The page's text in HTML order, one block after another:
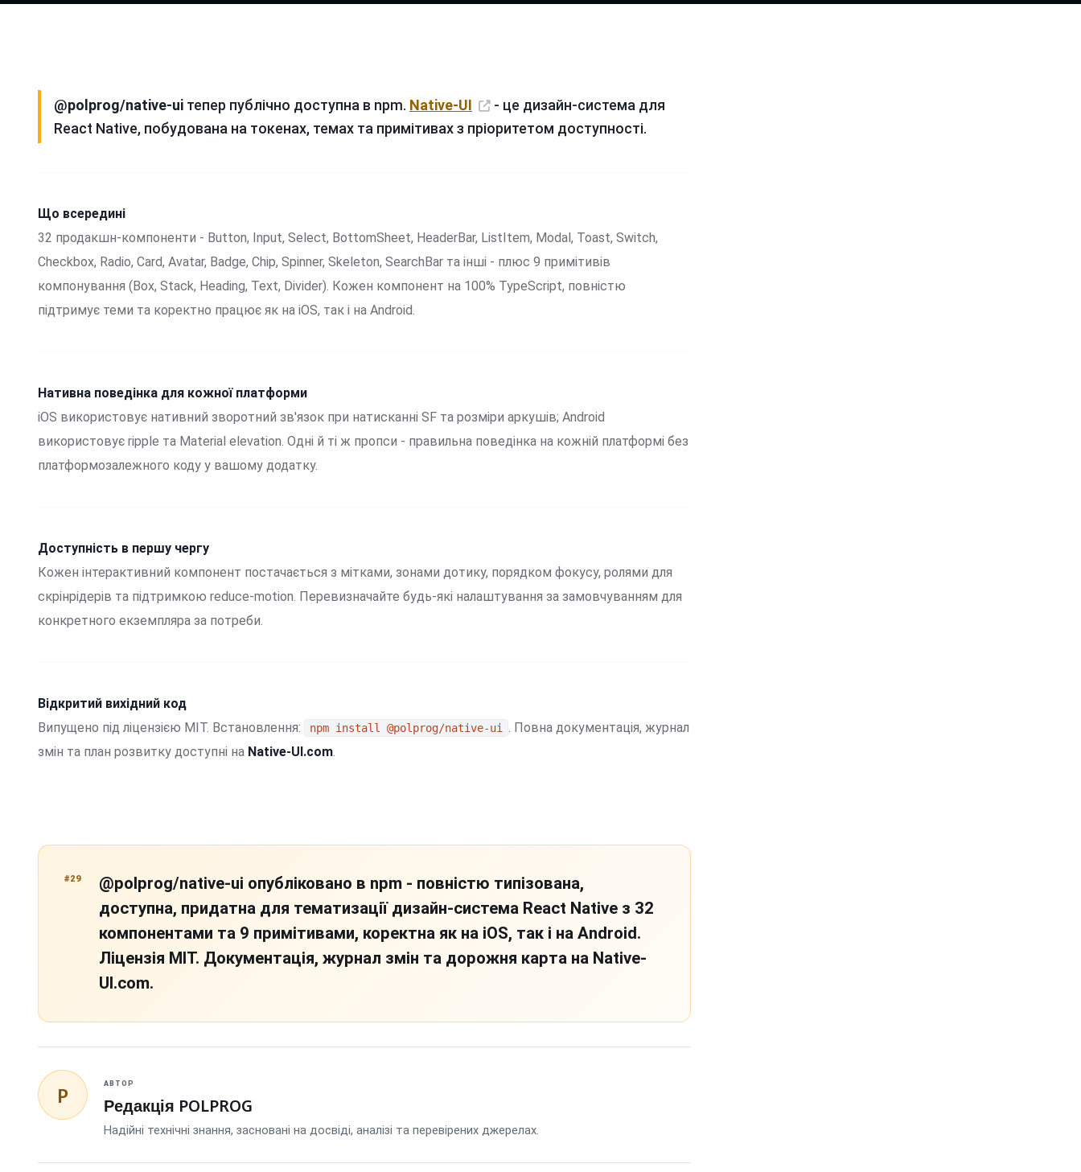
@polprog/native-ui тепер публічно доступна в npm. Native-UI
- це дизайн-система для
React Native, побудована на токенах, темах та примітивах з пріоритетом доступності.
Що всередині
32 продакшн-компоненти - Button, Input, Select, BottomSheet, HeaderBar, ListItem, Modal, Toast, Switch,
Checkbox, Radio, Card, Avatar, Badge, Chip, Spinner, Skeleton, SearchBar та інші - плюс 9 примітивів
компонування (Box, Stack, Heading, Text, Divider). Кожен компонент на 100% TypeScript, повністю
підтримує теми та коректно працює як на iOS, так і на Android.
Нативна поведінка для кожної платформи
iOS використовує нативний зворотний зв'язок при натисканні SF та розміри аркушів; Android
використовує ripple та Material elevation. Одні й ті ж пропси - правильна поведінка на кожній платформі без
платформозалежного коду у вашому додатку.
Доступність в першу чергу
Кожен інтерактивний компонент постачається з мітками, зонами дотику, порядком фокусу, ролями для
скрінрідерів та підтримкою reduce-motion. Перевизначайте будь-які налаштування за замовчуванням для
конкретного екземпляра за потреби.
Відкритий вихідний код
Випущено під ліцензією MIT. Встановлення:
npm install @polprog/native-ui
. Повна документація, журнал
змін та план розвитку доступні на Native-UI.com.
#29
@polprog/native-ui опубліковано в npm - повністю типізована,
доступна, придатна для тематизації дизайн-система React Native з 32
компонентами та 9 примітивами, коректна як на iOS, так і на Android.
Ліцензія MIT. Документація, журнал змін та дорожня карта на Native-
UI.com.
P АВТОР
Редакція POLPROG
Надійні технічні знання, засновані на досвіді, аналізі та перевірених джерелах.